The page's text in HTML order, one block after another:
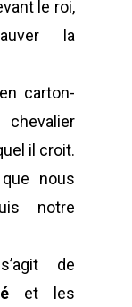
le roi,
la
carton-
il croit.
nous
notre
de
et les
L'ÉGALITÉ DE
LE SPECTACLE